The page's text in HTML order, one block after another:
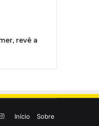
revê a
Início Sobre
Instagram